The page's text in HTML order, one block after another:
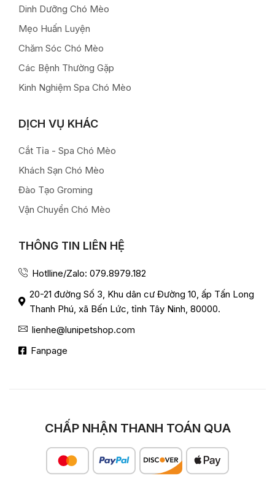
Dinh Dưỡng Chó Mèo
Mẹo Huấn Luyện
Chăm Sóc Chó Mèo
Các Bệnh Thường Gặp
Kinh Nghiệm Spa Chó Mèo
DỊCH VỤ KHÁC
Cắt Tỉa - Spa Chó Mèo
Khách Sạn Chó Mèo
Đào Tạo Groming
Vận Chuyển Chó Mèo
THÔNG TIN LIÊN HỆ
Hotlline/Zalo: 079.8979.182
20-21 đường Số 3, Khu dân cư Đường 10, ấp Tấn Long
Thanh Phú, xã Bến Lức, tỉnh Tây Ninh, 80000.
lienhe@lunipetshop.com
Fanpage
CHẤP NHẬN THANH TOÁN QUA